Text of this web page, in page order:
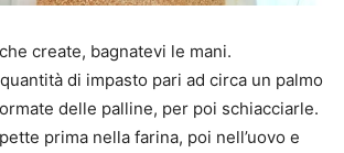
create, bagnatevi le mani.
di impasto pari ad circa un palmo
delle palline, per poi schiacciarle.
prima nella farina, poi nell’uovo e